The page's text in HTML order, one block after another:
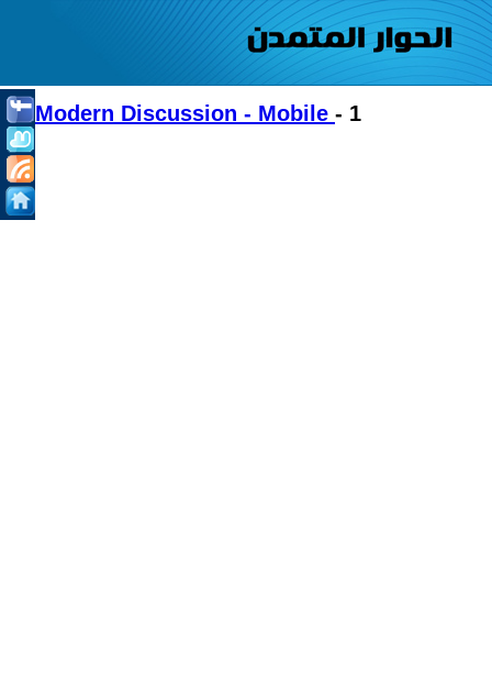
Modern Discussion - Mobile - 1